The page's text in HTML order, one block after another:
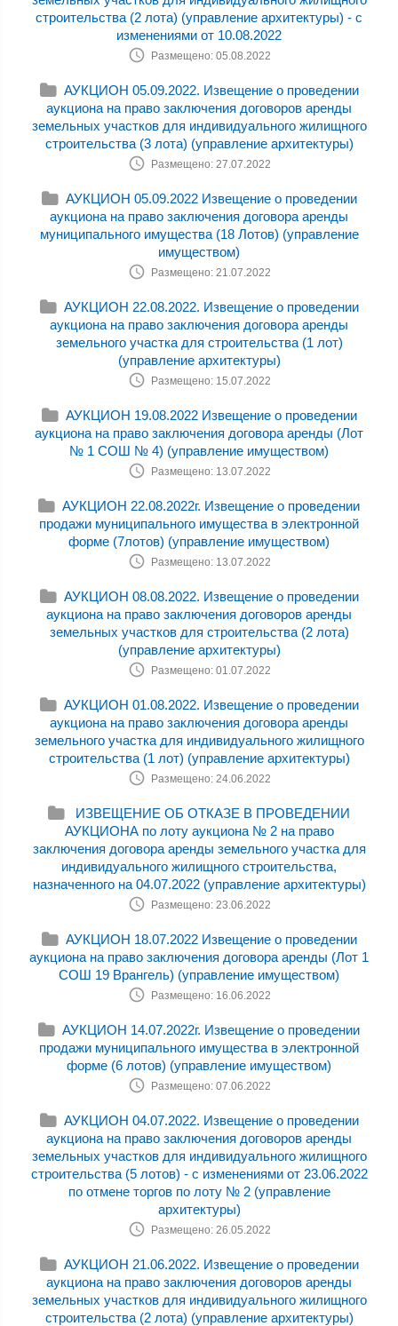
строительства (2 лота) (управление архитектуры) - с
изменениями от 10.08.2022
Размещено: 05.08.2022
АУКЦИОН 05.09.2022. Извещение о проведении
аукциона на право заключения договоров аренды
земельных участков для индивидуального жилищного
строительства (3 лота) (управление архитектуры)
Размещено: 27.07.2022
АУКЦИОН 05.09.2022 Извещение о проведении
аукциона на право заключения договора аренды
муниципального имущества (18 Лотов) (управление
имуществом)
Размещено: 21.07.2022
АУКЦИОН 22.08.2022. Извещение о проведении
аукциона на право заключения договора аренды
земельного участка для строительства (1 лот)
(управление архитектуры)
Размещено: 15.07.2022
АУКЦИОН 19.08.2022 Извещение о проведении
аукциона на право заключения договора аренды (Лот
№ 1 СОШ № 4) (управление имуществом)
Размещено: 13.07.2022
АУКЦИОН 22.08.2022г. Извещение о проведении
продажи муниципального имущества в электронной
форме (7лотов) (управление имуществом)
Размещено: 13.07.2022
АУКЦИОН 08.08.2022. Извещение о проведении
аукциона на право заключения договоров аренды
земельных участков для строительства (2 лота)
(управление архитектуры)
Размещено: 01.07.2022
АУКЦИОН 01.08.2022. Извещение о проведении
аукциона на право заключения договора аренды
земельного участка для индивидуального жилищного
строительства (1 лот) (управление архитектуры)
Размещено: 24.06.2022
ИЗВЕЩЕНИЕ ОБ ОТКАЗЕ В ПРОВЕДЕНИИ
АУКЦИОНА по лоту аукциона № 2 на право
заключения договора аренды земельного участка для
индивидуального жилищного строительства,
назначенного на 04.07.2022 (управление архитектуры)
Размещено: 23.06.2022
АУКЦИОН 18.07.2022 Извещение о проведении
аукциона на право заключения договора аренды (Лот 1
СОШ 19 Врангель) (управление имуществом)
Размещено: 16.06.2022
АУКЦИОН 14.07.2022г. Извещение о проведении
продажи муниципального имущества в электронной
форме (6 лотов) (управление имуществом)
Размещено: 07.06.2022
АУКЦИОН 04.07.2022. Извещение о проведении
аукциона на право заключения договоров аренды
земельных участков для индивидуального жилищного
строительства (5 лотов) - с изменениями от 23.06.2022
по отмене торгов по лоту № 2 (управление
архитектуры)
Размещено: 26.05.2022
АУКЦИОН 21.06.2022. Извещение о проведении
аукциона на право заключения договоров аренды
земельных участков для индивидуального жилищного
строительства (2 лота) (управление архитектуры)